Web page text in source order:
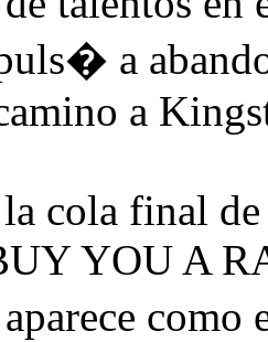
a
a
cola final
YOU A
como